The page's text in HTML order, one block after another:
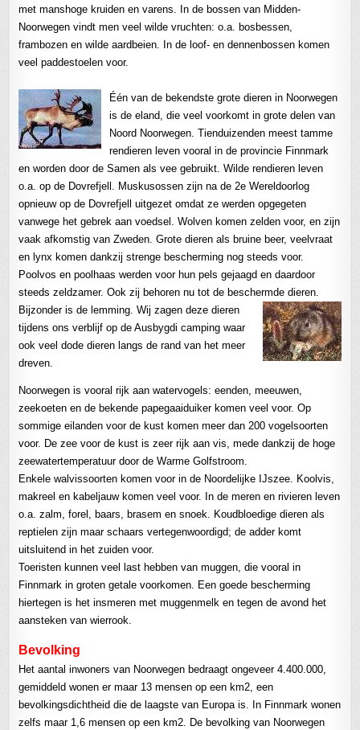
met manshoge kruiden en varens. In de bossen van Midden-
Noorwegen vindt men veel wilde vruchten: o.a. bosbessen,
frambozen en wilde aardbeien. In de loof- en dennenbossen komen
veel paddestoelen voor.
Één van de bekendste grote dieren in Noorwegen
is de eland, die veel voorkomt in grote delen van
Noord Noorwegen. Tienduizenden meest tamme
rendieren leven vooral in de provincie Finnmark
en worden door de Samen als vee gebruikt. Wilde rendieren leven
o.a. op de Dovrefjell. Muskusossen zijn na de 2e Wereldoorlog
opnieuw op de Dovrefjell uitgezet omdat ze werden opgegeten
vanwege het gebrek aan voedsel. Wolven komen zelden voor, en zijn
vaak afkomstig van Zweden. Grote dieren als bruine beer, veelvraat
en lynx komen dankzij strenge bescherming nog steeds voor.
Poolvos en poolhaas werden voor hun pels gejaagd en daardoor
steeds zeldzamer. Ook zij behoren nu tot de beschermde dieren.
Bijzonder is de lemming. Wij zagen deze dieren
tijdens ons verblijf op de Ausbygdi camping waar
ook veel dode dieren langs de rand van het meer
dreven.
Noorwegen is vooral rijk aan watervogels: eenden, meeuwen,
zeekoeten en de bekende papegaaiduiker komen veel voor. Op
sommige eilanden voor de kust komen meer dan 200 vogelsoorten
voor. De zee voor de kust is zeer rijk aan vis, mede dankzij de hoge
zeewatertemperatuur door de Warme Golfstroom.
Enkele walvissoorten komen voor in de Noordelijke IJszee. Koolvis,
makreel en kabeljauw komen veel voor. In de meren en rivieren leven
o.a. zalm, forel, baars, brasem en snoek. Koudbloedige dieren als
reptielen zijn maar schaars vertegenwoordigd; de adder komt
uitsluitend in het zuiden voor.
Toeristen kunnen veel last hebben van muggen, die vooral in
Finnmark in groten getale voorkomen. Een goede bescherming
hiertegen is het insmeren met muggenmelk en tegen de avond het
aansteken van wierrook.
Bevolking
Het aantal inwoners van Noorwegen bedraagt ongeveer 4.400.000,
gemiddeld wonen er maar 13 mensen op een km2, een
bevolkingsdichtheid die de laagste van Europa is. In Finnmark wonen
zelfs maar 1,6 mensen op een km2. De bevolking van Noorwegen